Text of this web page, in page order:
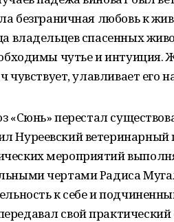
безграничная любовь к
владельцев спасенных
чутье и интуиция.
чувствует, улавливает его
«Сюнь» перестал
Нуреевский ветеринарный
мероприятий
чертами Радиса
к себе и
свой